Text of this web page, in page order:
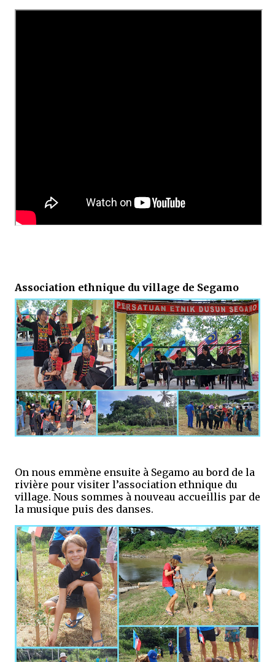
Association ethnique du village de Segamo
On nous emmène ensuite à Segamo au bord de la
rivière pour visiter l’association ethnique du
village. Nous sommes à nouveau accueillis par de
la musique puis des danses.